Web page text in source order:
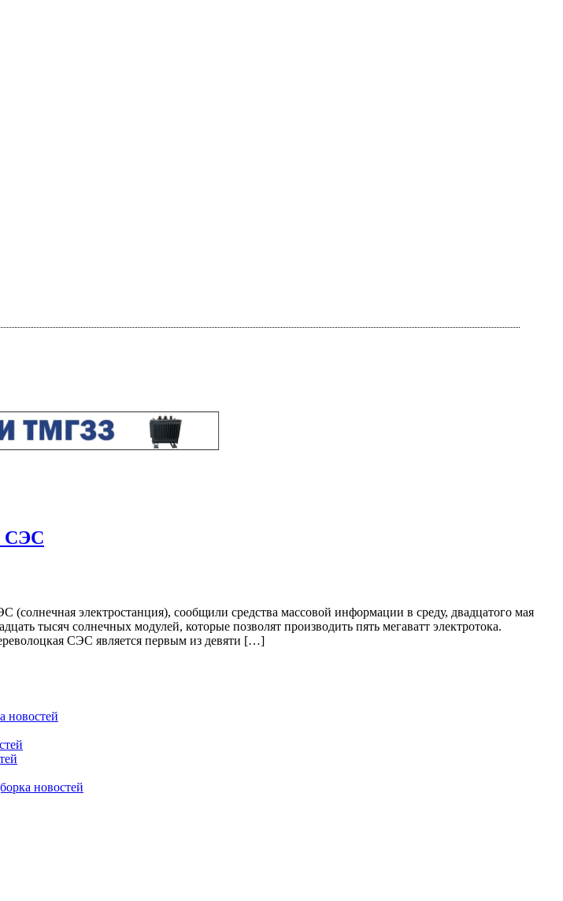
СЭС
электростанция), сообщили средства массовой информации в среду, двадцатого мая
тысяч солнечных модулей, которые позволят производить пять мегаватт электротока.
СЭС является первым из девяти […]
новостей
новостей